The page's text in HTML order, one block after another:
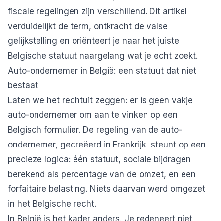
fiscale regelingen zijn verschillend. Dit artikel
verduidelijkt de term, ontkracht de valse
gelijkstelling en oriënteert je naar het juiste
Belgische statuut naargelang wat je echt zoekt.
Auto-ondernemer in België: een statuut dat niet
bestaat
Laten we het rechtuit zeggen: er is geen vakje
auto-ondernemer om aan te vinken op een
Belgisch formulier. De regeling van de auto-
ondernemer, gecreëerd in Frankrijk, steunt op een
precieze logica: één statuut, sociale bijdragen
berekend als percentage van de omzet, en een
forfaitaire belasting. Niets daarvan werd omgezet
in het Belgische recht.
In België is het kader anders. Je redeneert niet